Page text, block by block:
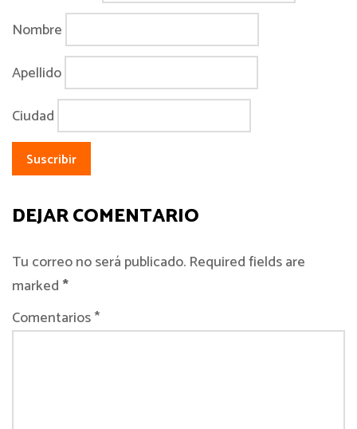
Nombre
Apellido
Ciudad
DEJAR COMENTARIO
Tu correo no será publicado. Required fields are
marked*
Comentarios *